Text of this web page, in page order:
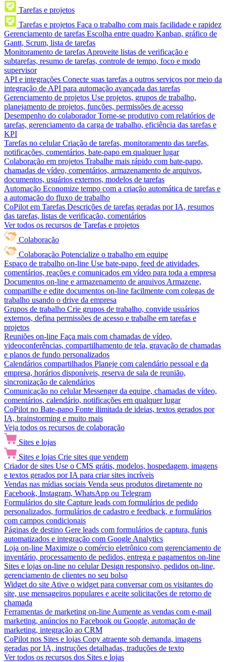
Tarefas e projetos
Tarefas e projetos Faça o trabalho com mais facilidade e rapidez
Gerenciamento de tarefas Escolha entre quadro Kanban, gráfico de
Gantt, Scrum, lista de tarefas
Monitoramento de tarefas Aproveite listas de verificação e
subtarefas, resumo de tarefas, controle de tempo, foco e modo
supervisor
API e integrações Conecte suas tarefas a outros serviços por meio da
integração de API para automação avançada das tarefas
Gerenciamento de projetos Use projetos, grupos de trabalho,
planejamento de projetos, funções, permissões de acesso
Desempenho do colaborador Torne-se produtivo com relatórios de
tarefas, gerenciamento da carga de trabalho, eficiência das tarefas e
KPI
Tarefas no celular Criação de tarefas, monitoramento das tarefas,
notificações, comentários, bate-papo em qualquer lugar
Colaboração em projetos Trabalhe mais rápido com bate-papo,
chamadas de vídeo, comentários, armazenamento de arquivos,
documentos, usuários externos, modelos de tarefas
Automação Economize tempo com a criação automática de tarefas e
a automação do fluxo de trabalho
CoPilot em Tarefas Descrições de tarefas geradas por IA, resumos
das tarefas, listas de verificação, comentários
Ver todos os recursos de Tarefas e projetos
Colaboração
Colaboração Potencialize o trabalho em equipe
Espaço de trabalho on-line Use bate-papo, feed de atividades,
comentários, reações e comunicados em vídeo para toda a empresa
Documentos on-line e armazenamento de arquivos Armazene,
compartilhe e edite documentos on-line facilmente com colegas de
trabalho usando o drive da empresa
Grupos de trabalho Crie grupos de trabalho, convide usuários
externos, defina permissões de acesso e trabalhe em tarefas e
projetos
Reuniões on-line Faça mais com chamadas de vídeo,
videoconferências, compartilhamento de tela, gravação de chamadas
e planos de fundo personalizados
Calendários compartilhados Planeje com calendário pessoal e da
empresa, horários disponíveis, reserva de sala de reunião,
sincronização de calendários
Comunicação no celular Messenger da equipe, chamadas de vídeo,
comentários, calendário, notificações em qualquer lugar
CoPilot no Bate-papo Fonte ilimitada de ideias, textos gerados por
IA, brainstorming e muito mais
Veja todos os recursos de colaboração
Sites e lojas
Sites e lojas Crie sites que vendem
Criador de sites Use o CMS grátis, modelos, hospedagem, imagens
e textos gerados por IA para criar sites incríveis
Vendas nas mídias sociais Venda seus produtos diretamente no
Facebook, Instagram, WhatsApp ou Telegram
Formulários do site Capture leads com formulários de pedido
personalizados, formulários de cadastro e feedback, e formulários
com campos condicionais
Páginas de destino Gere leads com formulários de captura, funis
automatizados e integração com Google Analytics
Loja on-line Maximize o comércio eletrônico com gerenciamento de
inventário, processamento de pedidos, entrega e pagamentos on-line
Sites e lojas on-line no celular Design responsivo, pedidos on-line,
gerenciamento de clientes no seu bolso
Widget do site Ative o widget para conversar com os visitantes do
site, use mensageiros populares e aceite solicitações de retorno de
chamada
Ferramentas de marketing on-line Aumente as vendas com e-mail
marketing, anúncios no Facebook ou Google, automação de
marketing, integração ao CRM
CoPilot nos Sites e lojas Copy atraente sob demanda, imagens
geradas por IA, instruções detalhadas, traduções de texto
Ver todos os recursos dos Sites e lojas